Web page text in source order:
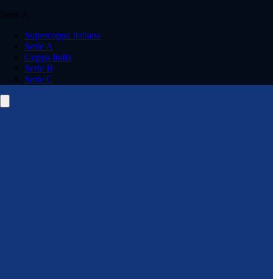
Serie A
Supercoppa Italiana
Serie A
Coppa Italia
Serie B
Serie C